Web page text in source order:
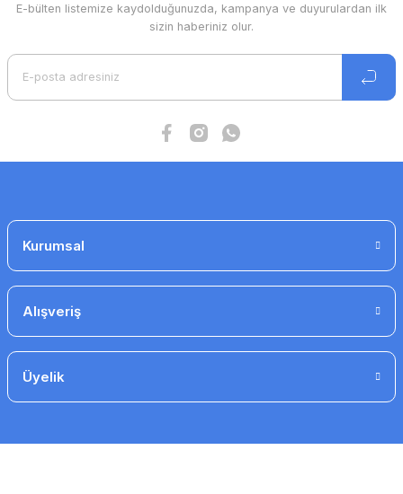
E-bülten listemize kaydolduğunuzda, kampanya ve duyurulardan ilk
sizin haberiniz olur.
Kurumsal
Alışveriş
Üyelik